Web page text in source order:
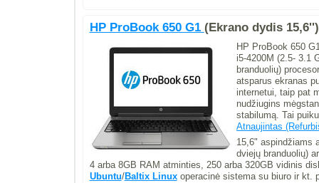
HP ProBook 650 G1 (Ekrano dydis 15,6'')
HP ProBook 650
i5-4200M (2.5- 3.1
branduolių)
atsparus ekranas
internetui, taip pat
nudžiugins
stabilumą. Tai
Atnaujintas
15,6" aspindžiams
dviejų branduolių)
4 arba 8GB RAM atminties, 250 arba 320GB vidinis
Ubuntu/Baltix Linuxoperacinė sistema su biuro ir kt.